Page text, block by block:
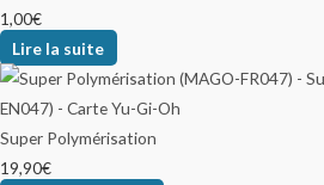
1,00€
Lire la suite
Super Polymérisation
19,90€